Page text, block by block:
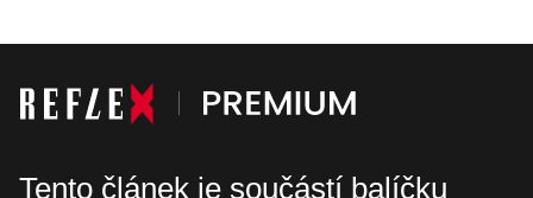
Tento článek je součástí balíčku